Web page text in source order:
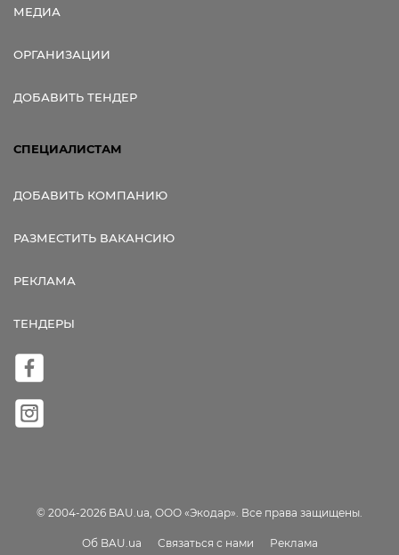
МЕДИА
ОРГАНИЗАЦИИ
ДОБАВИТЬ ТЕНДЕР
СПЕЦИАЛИСТАМ
ДОБАВИТЬ КОМПАНИЮ
РАЗМЕСТИТЬ ВАКАНСИЮ
РЕКЛАМА
ТЕНДЕРЫ
© 2004-2026 BAU.ua, ООО «Экодар». Все права защищены.
Об BAU.ua Связаться с нами Реклама